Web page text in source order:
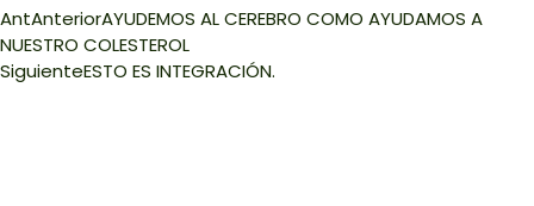
AntAnteriorAYUDEMOS AL CEREBRO COMO AYUDAMOS A
NUESTRO COLESTEROL
SiguienteESTO ES INTEGRACIÓN.